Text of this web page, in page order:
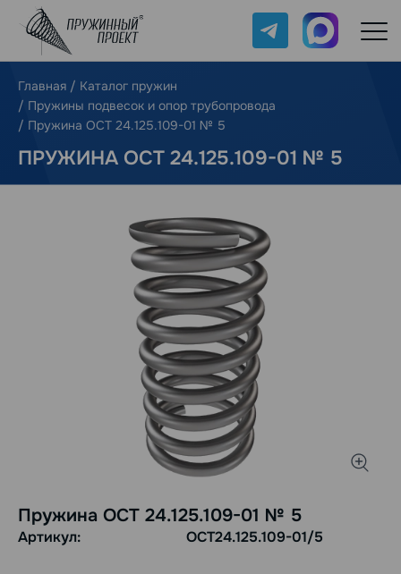
Telegram Max
Главная / Каталог пружин
/ Пружины подвесок и опор трубопровода
/ Пружина ОСТ 24.125.109-01 № 5
ПРУЖИНА ОСТ 24.125.109-01 № 5
Пружина ОСТ 24.125.109-01 № 5
Артикул: ОСТ24.125.109-01/5